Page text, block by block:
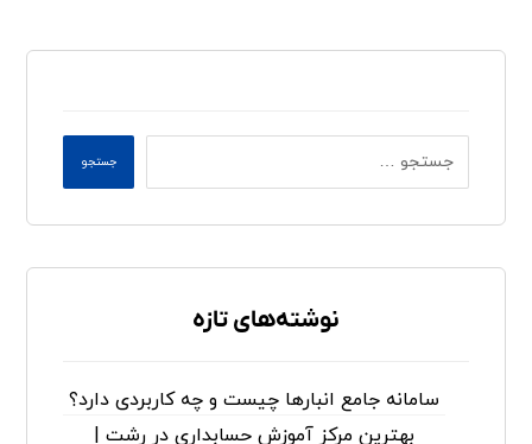
جستجو
نوشته‌های تازه
سامانه جامع انبارها چیست و چه کاربردی دارد؟
بهترین مرکز آموزش حسابداری در رشت |